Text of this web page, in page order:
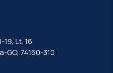
19, Lt. 16
GO, 74150-310